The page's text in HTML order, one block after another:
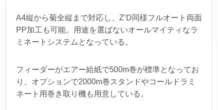
A4縦から菊全縦まで対応し、Z‘D同様フルオート両面
PP加工も可能。用途を選ばないオールマイティなラ
ミネートシステムとなっている。
フィーダーがエアー給紙で500m巻が標準となってお
り、オプションで2000m巻スタンドやコールドラミ
ネート用巻き取り機も用意している。